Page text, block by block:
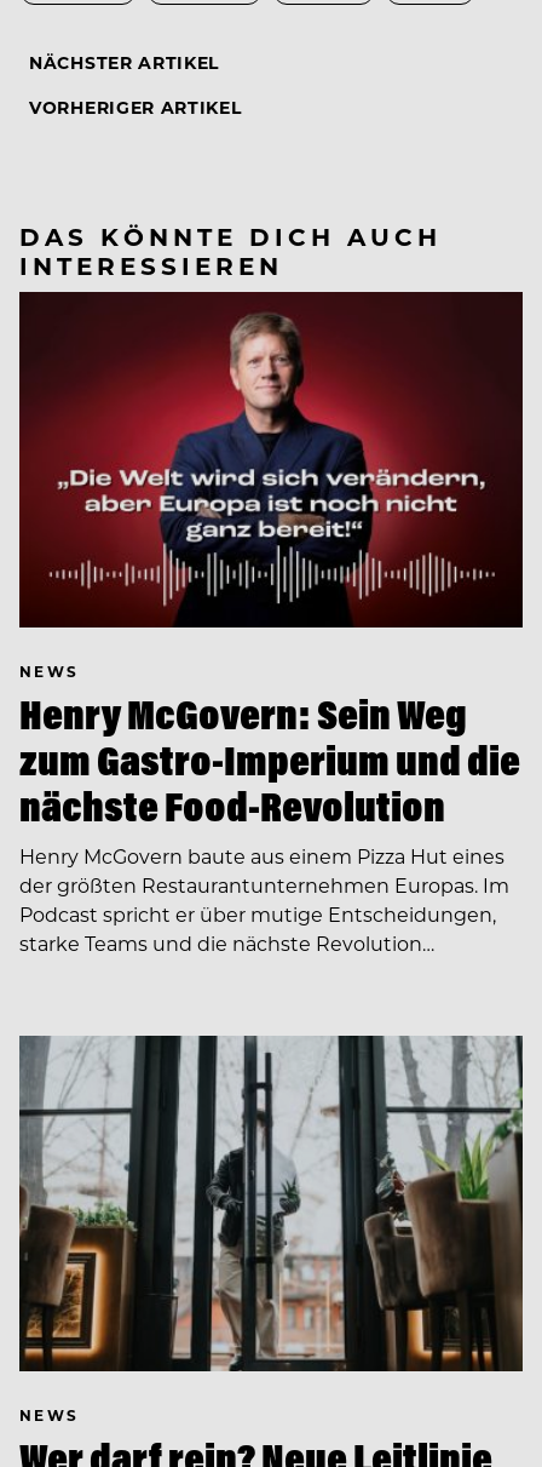
NÄCHSTER ARTIKEL
VORHERIGER ARTIKEL
DAS KÖNNTE DICH AUCH
INTERESSIEREN
NEWS
Henry McGovern: Sein Weg
zum Gastro-Imperium und die
nächste Food-Revolution
Henry McGovern baute aus einem Pizza Hut eines
der größten Restaurantunternehmen Europas. Im
Podcast spricht er über mutige Entscheidungen,
starke Teams und die nächste Revolution…
NEWS